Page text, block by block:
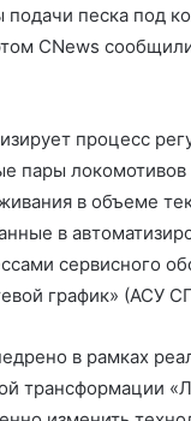
подачи песка под
CNews
процесс
пары
в объеме
в
сервисного
график» (АСУ
в рамках
трансформации